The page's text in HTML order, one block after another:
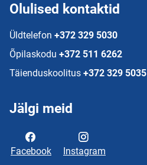
Olulised kontaktid
Üldtelefon +372 329 5030
Õpilaskodu +372 511 6262
Täienduskoolitus +372 329 5035
Jälgi meid
Facebook Instagram